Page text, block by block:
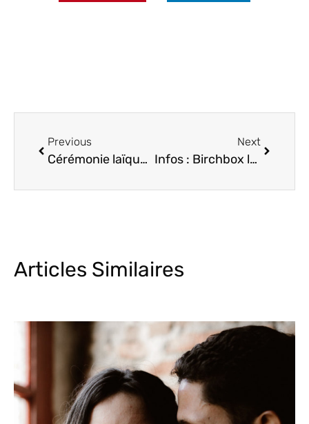
Previous
Cérémonie laïque : Mycérémonie coach votre officiant!
Next
Infos : Birchbox lance sa box « Mariage »
Articles Similaires